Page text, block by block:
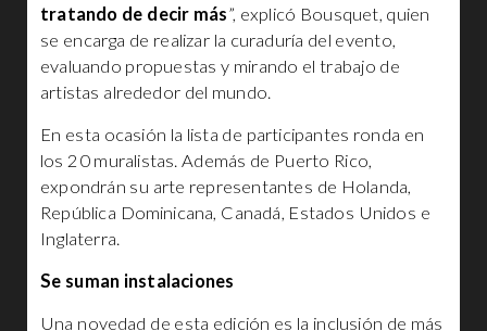
tratando de decir más”, explicó Bousquet, quien
se encarga de realizar la curaduría del evento,
evaluando propuestas y mirando el trabajo de
artistas alrededor del mundo.
En esta ocasión la lista de participantes ronda en
los 20 muralistas. Además de Puerto Rico,
expondrán su arte representantes de Holanda,
República Dominicana, Canadá, Estados Unidos e
Inglaterra.
Se suman instalaciones
Una novedad de esta edición es la inclusión de más